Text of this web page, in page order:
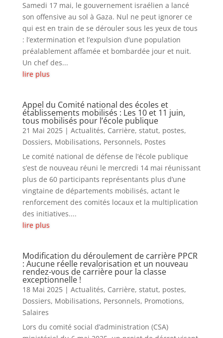
Samedi 17 mai, le gouvernement israélien a lancé
son offensive au sol à Gaza. Nul ne peut ignorer ce
qui est en train de se dérouler sous les yeux de tous
: l’extermination et l’expulsion d’une population
préalablement affamée et bombardée jour et nuit.
Un chef des...
lire plus
Appel du Comité national des écoles et
établissements mobilisés : Les 10 et 11 juin,
tous mobilisés pour l’école publique
21 Mai 2025| Actualités, Carrière, statut, postes,
Dossiers, Mobilisations, Personnels, Postes
Le comité national de défense de l’école publique
s’est de nouveau réuni le mercredi 14 mai réunissant
plus de 60 participants représentants plus d’une
vingtaine de départements mobilisés, actant le
renforcement des comités locaux et la multiplication
des initiatives....
lire plus
Modification du déroulement de carrière PPCR
: Aucune réelle revalorisation et un nouveau
rendez-vous de carrière pour la classe
exceptionnelle !
18 Mai 2025| Actualités, Carrière, statut, postes,
Dossiers, Mobilisations, Personnels, Promotions,
Salaires
Lors du comité social d’administration (CSA)